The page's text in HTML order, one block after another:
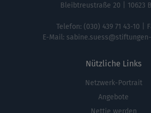
Bleibtreustraße 20 | 10623
Telefon: (030) 439 71 43-10 |
E-Mail:
Nützliche Links
Fußbereichsmenü
Netzwerk-Portrait
Angebote
Nettie werden